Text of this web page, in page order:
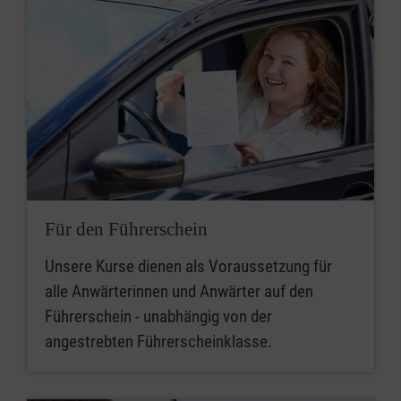
Für den Führerschein
Unsere Kurse dienen als Voraussetzung für
alle Anwärterinnen und Anwärter auf den
Führerschein - unabhängig von der
angestrebten Führerscheinklasse.